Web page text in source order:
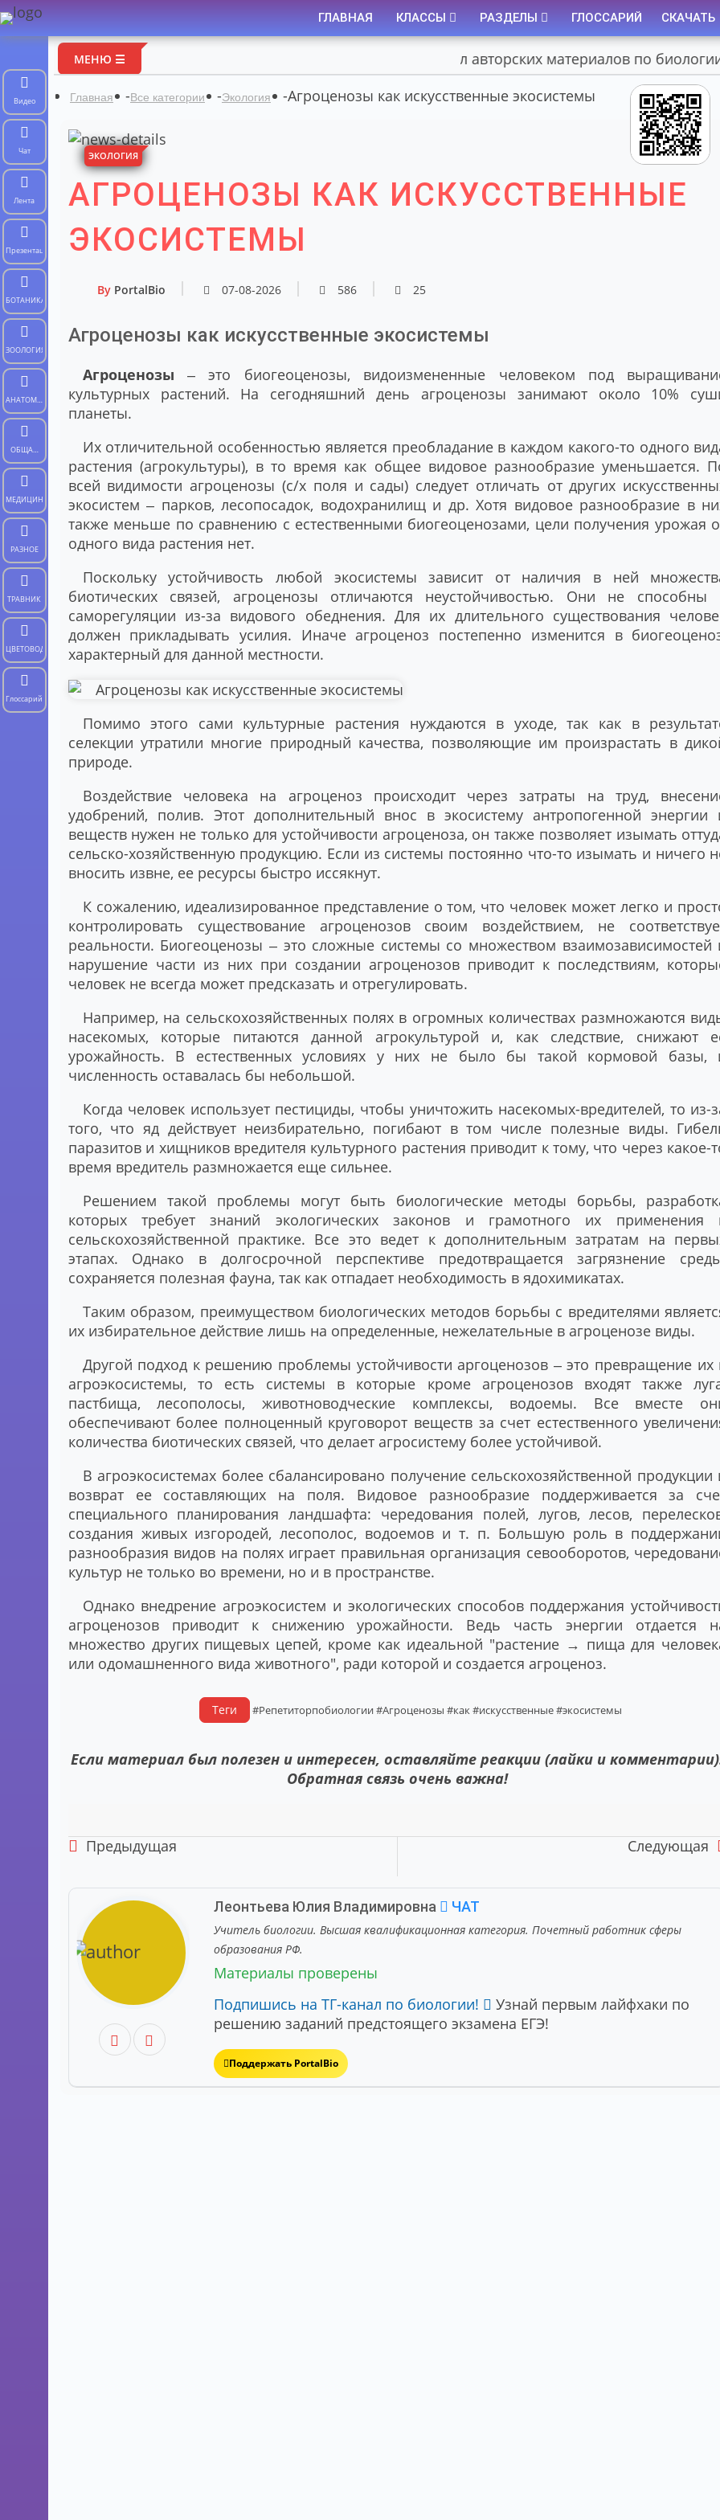
ГЛАВНАЯ КЛАССЫ РАЗДЕЛЫ ГЛОССАРИЙ СКАЧАТЬ
Видео
Чат
Лента
Презентации
БОТАНИКА
ЗООЛОГИЯ
АНАТОМИЯ
ЧЕЛОВЕКА
ОБЩАЯ
БИОЛОГИЯ
МЕДИЦИНА
РАЗНОЕ
ТРАВНИК
ЦВЕТОВОД
Глоссарий
МЕНЮ ☰ Портал авторских материалов по биологии
Главная -Все категории -Экология -Агроценозы как искусственные экосистемы
ЭКОЛОГИЯ
АГРОЦЕНОЗЫ КАК ИСКУССТВЕННЫЕ
ЭКОСИСТЕМЫ
ByPortalBio 07-08-2026 586 25
Агроценозы как искусственные экосистемы
Агроценозы ‒ это биогеоценозы, видоизмененные человеком под
культурных растений. На сегодняшний день агроценозы занимают около 10%
планеты.
Их отличительной особенностью является преобладание в каждом какого-то одного
растения (агрокультуры), в то время как общее видовое разнообразие уменьшается.
всей видимости агроценозы (с/х поля и сады) следует отличать от других
экосистем ‒ парков, лесопосадок, водохранилищ и др. Хотя видовое разнообразие в
также меньше по сравнению с естественными биогеоценозами, цели получения урожая
одного вида растения нет.
Поскольку устойчивость любой экосистемы зависит от наличия в ней
биотических связей, агроценозы отличаются неустойчивостью. Они не способны
саморегуляции из-за видового обеднения. Для их длительного существования
должен прикладывать усилия. Иначе агроценоз постепенно изменится в
характерный для данной местности.
Помимо этого сами культурные растения нуждаются в уходе, так как в
селекции утратили многие природный качества, позволяющие им произрастать в
природе.
Воздействие человека на агроценоз происходит через затраты на труд,
удобрений, полив. Этот дополнительный внос в экосистему антропогенной энергии
веществ нужен не только для устойчивости агроценоза, он также позволяет изымать
сельско-хозяйственную продукцию. Если из системы постоянно что-то изымать и ничего
вносить извне, ее ресурсы быстро иссякнут.
К сожалению, идеализированное представление о том, что человек может легко и
контролировать существование агроценозов своим воздействием, не
реальности. Биогеоценозы ‒ это сложные системы со множеством взаимозависимостей
нарушение части из них при создании агроценозов приводит к последствиям,
человек не всегда может предсказать и отрегулировать.
Например, на сельскохозяйственных полях в огромных количествах размножаются
насекомых, которые питаются данной агрокультурой и, как следствие, снижают
урожайность. В естественных условиях у них не было бы такой кормовой базы,
численность оставалась бы небольшой.
Когда человек использует пестициды, чтобы уничтожить насекомых-вредителей, то из-
того, что яд действует неизбирательно, погибают в том числе полезные виды.
паразитов и хищников вредителя культурного растения приводит к тому, что через какое-
время вредитель размножается еще сильнее.
Решением такой проблемы могут быть биологические методы борьбы,
которых требует знаний экологических законов и грамотного их применения
сельскохозяйственной практике. Все это ведет к дополнительным затратам на
этапах. Однако в долгосрочной перспективе предотвращается загрязнение
сохраняется полезная фауна, так как отпадает необходимость в ядохимикатах.
Таким образом, преимуществом биологических методов борьбы с вредителями
их избирательное действие лишь на определенные, нежелательные в агроценозе виды.
Другой подход к решению проблемы устойчивости аргоценозов ‒ это превращение их
агроэкосистемы, то есть системы в которые кроме агроценозов входят также
пастбища, лесополосы, животноводческие комплексы, водоемы. Все вместе
обеспечивают более полноценный круговорот веществ за счет естественного
количества биотических связей, что делает агросистему более устойчивой.
В агроэкосистемах более сбалансировано получение сельскохозяйственной продукции
возврат ее составляющих на поля. Видовое разнообразие поддерживается за
специального планирования ландшафта: чередования полей, лугов, лесов,
создания живых изгородей, лесополос, водоемов и т. п. Большую роль в
разнообразия видов на полях играет правильная организация севооборотов,
культур не только во времени, но и в пространстве.
Однако внедрение агроэкосистем и экологических способов поддержания
агроценозов приводит к снижению урожайности. Ведь часть энергии отдается
множество других пищевых цепей, кроме как идеальной "растение → пища для
или одомашненного вида животного", ради которой и создается агроценоз.
Теги #Репетиторпобиологии#Агроценозы #как#искусственные#экосистемы
Если материал был полезен и интересен, оставляйте реакции (лайки и
Обратная связь очень важна!
Предыдущая Следующая
Леонтьева Юлия Владимировна ЧАТ
Учитель биологии. Высшая квалификационная категория. Почетный работник сферы
образования РФ.
Материалы проверены
Подпишись на ТГ-канал по биологии!
Узнай первым лайфхаки по
решению заданий предстоящего экзамена ЕГЭ!
Поддержать PortalBio